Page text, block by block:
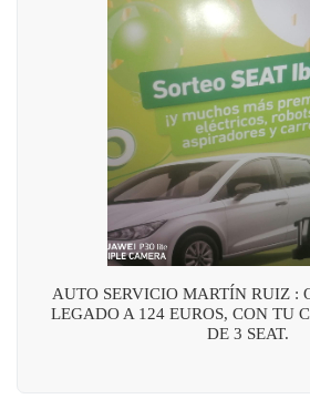
AUTO SERVICIO MARTÍN RUIZ :
LEGADO A 124 EUROS, CON TU
DE 3 SEAT.